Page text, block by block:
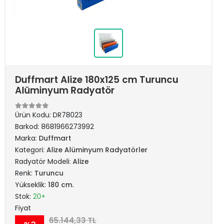
Duffmart Alize 180x125 cm Turuncu
Alüminyum Radyatör
Ürün Kodu: DR78023
Barkod: 8681966273992
Marka: Duffmart
Kategori: Alize Alüminyum Radyatörler
Radyatör Modeli: Alize
Renk: Turuncu
Yükseklik: 180 cm.
Stok: 20+
Fiyat
65.144,33 TL